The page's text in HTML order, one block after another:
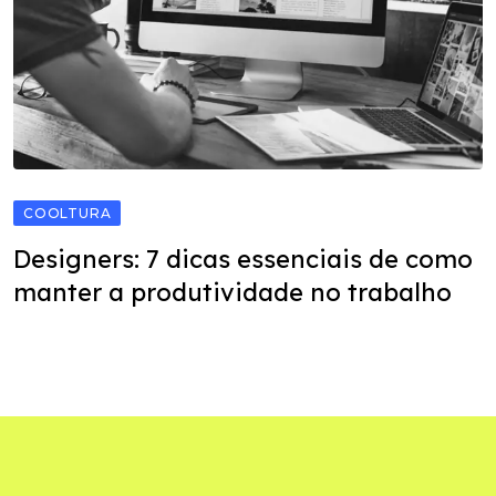
COOLTURA
Designers: 7 dicas essenciais de como
manter a produtividade no trabalho